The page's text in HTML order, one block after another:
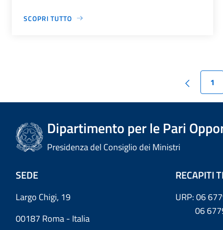
SCOPRI TUTTO
1
Dipartimento per le Pari
Presidenza del Consiglio dei Ministri
SEDE
Largo Chigi, 19
00187 Roma - Italia
RECAPITI
URP: 06
06